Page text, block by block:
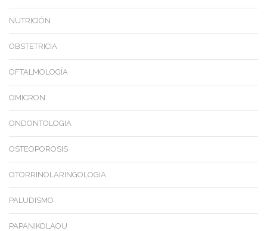
NUTRICIÓN
OBSTETRICIA
OFTALMOLOGÍA
OMICRON
ONDONTOLOGIA
OSTEOPOROSIS
OTORRINOLARINGOLOGIA
PALUDISMO
PAPANIKOLAOU